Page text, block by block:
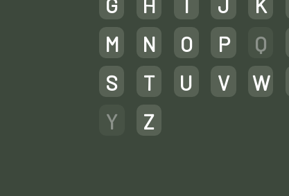
G
H I J K
M
N O P Q
S
T U V W
Y
Z